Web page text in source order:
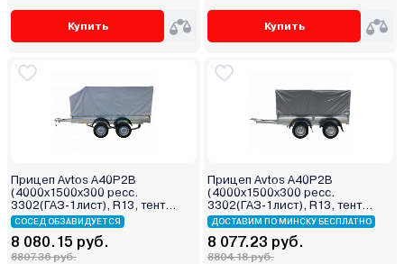
Купить Купить
Прицеп Avtos A40P2B
(4000х1500х300 ресс.
3302(ГАЗ-1лист), R13, тент
1200мм Аэро 2ос)
СОСЕД ОБЗАВИДУЕТСЯ
8 080.15 руб.
8807.36 руб.
Прицеп Avtos A40P2B
(4000х1500х300 ресс.
3302(ГАЗ-1лист), R13, тент
1200мм 2ос)
ДОСТАВИМ ПО МИНСКУ БЕСПЛАТНО
8 077.23 руб.
8804.18 руб.